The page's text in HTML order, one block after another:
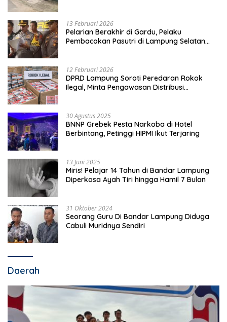
13 Februari 2026
Pelarian Berakhir di Gardu, Pelaku
Pembacokan Pasutri di Lampung Selatan
12 Februari 2026
DPRD Lampung Soroti Peredaran Rokok
Ilegal, Minta Pengawasan Distribusi
30 Agustus 2025
BNNP Grebek Pesta Narkoba di Hotel
Berbintang, Petinggi HIPMI Ikut Terjaring
13 Juni 2025
Miris! Pelajar 14 Tahun di Bandar Lampung
Diperkosa Ayah Tiri hingga Hamil 7 Bulan
31 Oktober 2024
Seorang Guru Di Bandar Lampung Diduga
Cabuli Muridnya Sendiri
Daerah